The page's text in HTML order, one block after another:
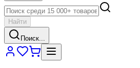
Найти
Поиск...